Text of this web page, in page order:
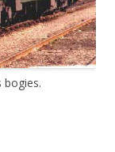
bogies.